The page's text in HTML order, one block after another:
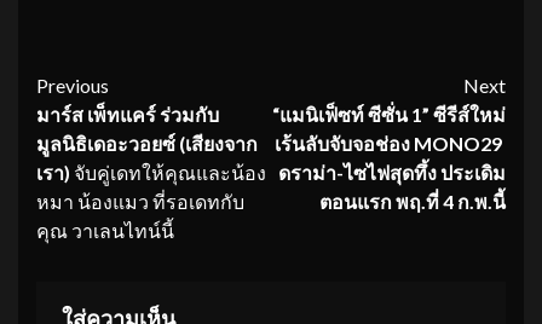
Continue
Reading
Previous
มาร์ส เพ็ทแคร์ ร่วมกับ
มูลนิธิเดอะวอยซ์ (เสียงจาก
เรา) จับคู่เดทให้คุณและน้อง
หมา น้องแมว ที่รอเดทกับ
คุณ วาเลนไทน์นี้
Next
“แมนิเฟ็ซท์ ซีซั่น1” ซีรีส์ใหม่
เร้นลับจับจอช่อง MONO29
ดราม่า-ไซไฟสุดทึ้ง ประเดิม
ตอนแรก พฤ.ที่ 4 ก.พ.นี้
ใส่ความเห็น